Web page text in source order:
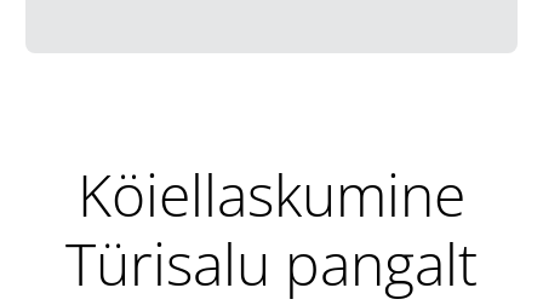
Köiellaskumine
Türisalu pangalt